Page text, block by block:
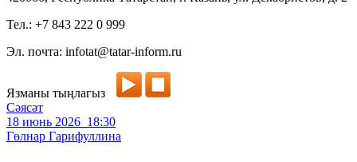
Тел.: +7 843 222 0 999
Эл. почта: infotat@tatar-inform.ru
Язманы тыңлагыз
Сәясәт
18 июнь 2026 18:30
Гөлнар Гарифуллина